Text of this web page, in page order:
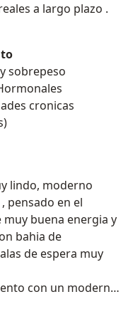
podemos encontrar soluciones reales a largo plazo .
obesidad y sobrepeso
Hormonales
lindo, moderno
pensado en el
buena energia y
de espera muy